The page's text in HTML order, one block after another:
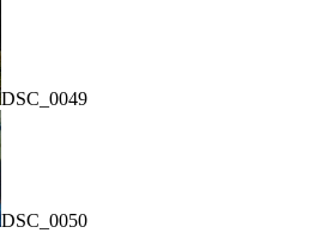
DSC_0049
DSC_0050